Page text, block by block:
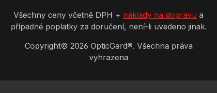
Všechny ceny včetně DPH + náklady na dopravu a
případné poplatky za doručení, není-li uvedeno jinak.
Copyright© 2026 OpticGard®. Všechna práva
vyhrazena